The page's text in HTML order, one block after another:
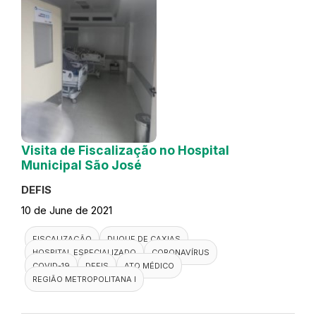
Visita de Fiscalização no Hospital
Municipal São José
DEFIS
10 de June de 2021
FISCALIZAÇÃO
DUQUE DE CAXIAS
HOSPITAL ESPECIALIZADO
CORONAVÍRUS
COVID-19
DEFIS
ATO MÉDICO
REGIÃO METROPOLITANA I